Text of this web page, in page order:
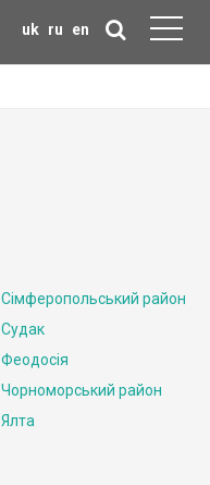
uk ru en
Сімферопольський район
Судак
Феодосія
Чорноморський район
Ялта